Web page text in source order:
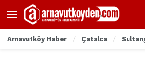
Arnavutköy Haber Çatalca